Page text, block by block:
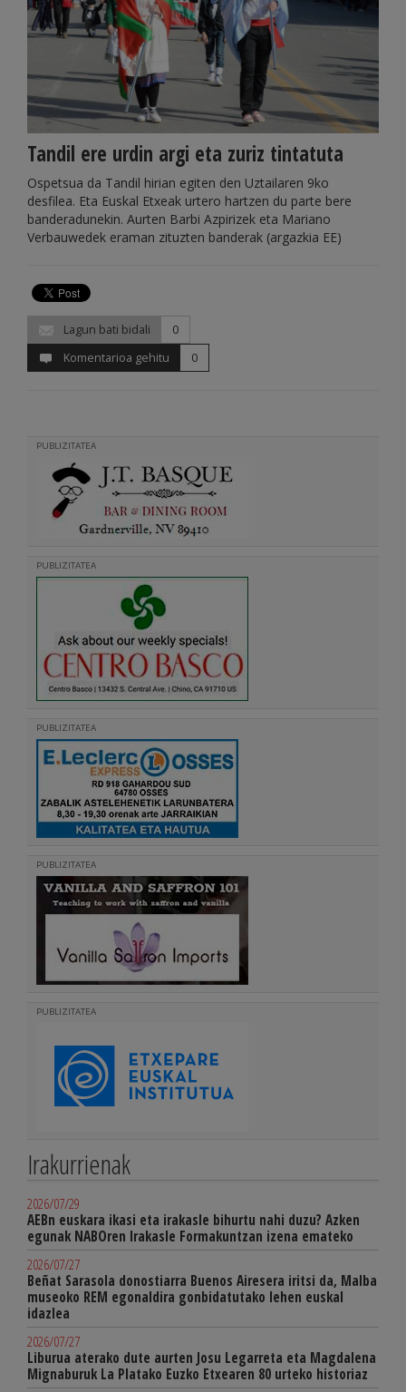
Tandil ere urdin argi eta zuriz tintatuta
Ospetsua da Tandil hirian egiten den Uztailaren 9ko
desfilea. Eta Euskal Etxeak urtero hartzen du parte bere
banderadunekin. Aurten Barbi Azpirizek eta Mariano
Verbauwedek eraman zituzten banderak (argazkia EE)
Lagun bati bidali
0
Komentarioa gehitu
0
PUBLIZITATEA
PUBLIZITATEA
PUBLIZITATEA
PUBLIZITATEA
PUBLIZITATEA
Irakurrienak
2026/07/29
AEBn euskara ikasi eta irakasle bihurtu nahi duzu? Azken
egunak NABOren Irakasle Formakuntzan izena emateko
2026/07/27
Beñat Sarasola donostiarra Buenos Airesera iritsi da, Malba
museoko REM egonaldira gonbidatutako lehen euskal
idazlea
2026/07/27
Liburua aterako dute aurten Josu Legarreta eta Magdalena
Mignaburuk La Platako Euzko Etxearen 80 urteko historiaz